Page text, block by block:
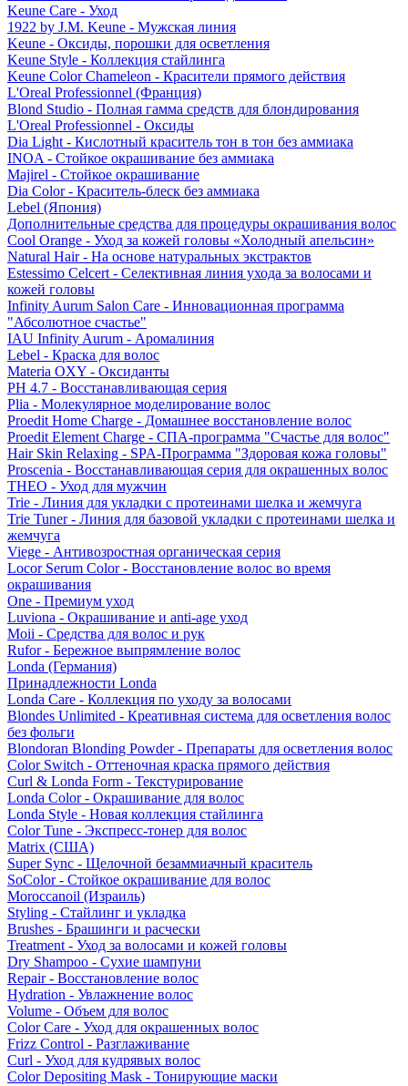
Keune Care - Уход
1922 by J.M. Keune - Мужская линия
Keune - Оксиды, порошки для осветления
Keune Style - Коллекция стайлинга
Keune Color Chameleon - Красители прямого действия
L'Oreal Professionnel (Франция)
Blond Studio - Полная гамма средств для блондирования
L'Oreal Professionnel - Оксиды
Dia Light - Кислотный краситель тон в тон без аммиака
INOA - Стойкое окрашивание без аммиака
Majirel - Стойкое окрашивание
Dia Color - Краситель-блеск без аммиака
Lebel (Япония)
Дополнительные средства для процедуры окрашивания волос
Cool Orange - Уход за кожей головы «Холодный апельсин»
Natural Hair - На основе натуральных экстрактов
Estessimo Celcert - Селективная линия ухода за волосами и
кожей головы
Infinity Aurum Salon Care - Инновационная программа
"Абсолютное счастье"
IAU Infinity Aurum - Аромалиния
Lebel - Краска для волос
Materia OXY - Оксиданты
PH 4.7 - Восстанавливающая серия
Plia - Молекулярное моделирование волос
Proedit Home Charge - Домашнее восстановление волос
Proedit Element Charge - СПА-программа "Счастье для волос"
Hair Skin Relaxing - SPA-Программа "Здоровая кожа головы"
Proscenia - Восстанавливающая серия для окрашенных волос
THEO - Уход для мужчин
Trie - Линия для укладки с протеинами шелка и жемчуга
Trie Tuner - Линия для базовой укладки с протеинами шелка и
жемчуга
Viege - Антивозростная органическая серия
Locor Serum Color - Восстановление волос во время
окрашивания
One - Премиум уход
Luviona - Окрашивание и anti-age уход
Moii - Средства для волос и рук
Rufor - Бережное выпрямление волос
Londa (Германия)
Принадлежности Londa
Londa Care - Коллекция по уходу за волосами
Blondes Unlimited - Креативная система для осветления волос
без фольги
Blondoran Blonding Powder - Препараты для осветления волос
Color Switch - Оттеночная краска прямого действия
Curl & Londa Form - Текстурирование
Londa Color - Окрашивание для волос
Londa Style - Новая коллекция стайлинга
Color Tune - Экспресс-тонер для волос
Matrix (США)
Super Sync - Щелочной безаммиачный краситель
SoColor - Стойкое окрашивание для волос
Moroccanoil (Израиль)
Styling - Стайлинг и укладка
Brushes - Брашинги и расчески
Treatment - Уход за волосами и кожей головы
Dry Shampoo - Сухие шампуни
Repair - Восстановление волос
Hydration - Увлажнение волос
Volume - Объем для волос
Color Care - Уход для окрашенных волос
Frizz Control - Разглаживание
Curl - Уход для кудрявых волос
Color Depositing Mask - Тонирующие маски